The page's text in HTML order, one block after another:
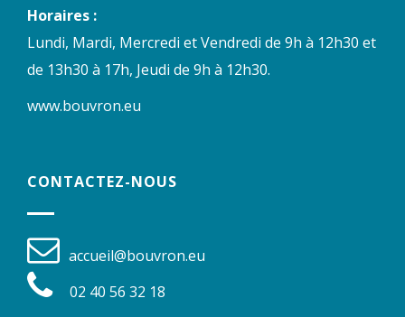
Horaires :
Lundi, Mardi, Mercredi et Vendredi de 9h à 12h30 et
de 13h30 à 17h, Jeudi de 9h à 12h30.
www.bouvron.eu
CONTACTEZ-NOUS
accueil@bouvron.eu
02 40 56 32 18